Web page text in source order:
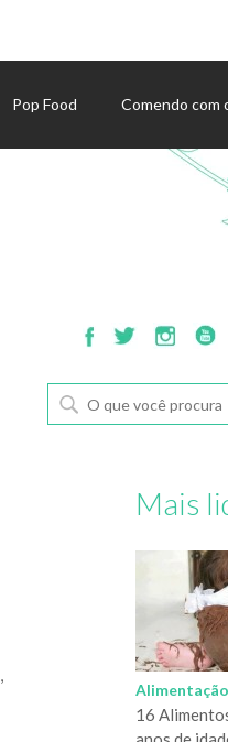
Pop Food Comendo com
Mais
16